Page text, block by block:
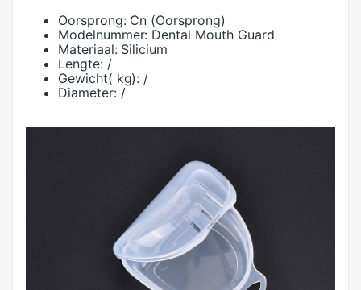
Oorsprong: Cn (Oorsprong)
Modelnummer: Dental Mouth Guard
Materiaal: Silicium
Lengte: /
Gewicht( kg): /
Diameter: /